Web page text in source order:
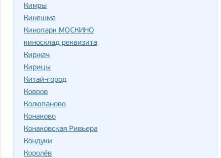
Кимры
Кинешма
Кинопарк МОСКИНО
киносклад реквизита
Киржач
Кирицы
Китай-город
Ковров
Колюпаново
Конаково
Конаковская Ривьера
Кондуки
Королёв